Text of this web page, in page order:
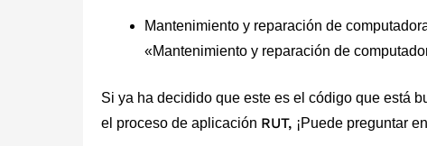
Mantenimiento y reparación de
«Mantenimiento y reparación de
Si ya ha decidido que este es el código que está
el proceso de aplicación RUT, ¡Puede preguntar